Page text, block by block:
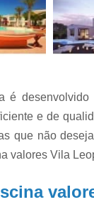
Cloro
Cloro
Cloro
é
e de
que não
valores Vila